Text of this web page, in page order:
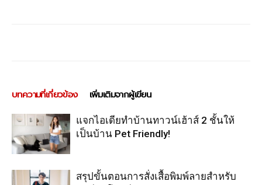
บทความที่เกี่ยวข้อง เพิ่มเติมจากผู้เขียน
แจกไอเดียทำบ้านทาวน์เฮ้าส์ 2 ชั้นให้
เป็นบ้าน Pet Friendly!
สรุปขั้นตอนการสั่งเสื้อพิมพ์ลายสำหรับ